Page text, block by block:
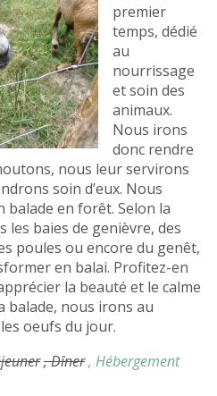
premier
temps, dédié
au
nourrissage
et soin des
animaux.
Nous irons
donc rendre
nous leur servirons
soin d’eux. Nous
en forêt. Selon la
les baies de genièvre, des
poules ou encore du genêt,
en balai. Profitez-en
la beauté et le calme
balade, nous irons au
oeufs du jour.
, Dîner, Hébergement